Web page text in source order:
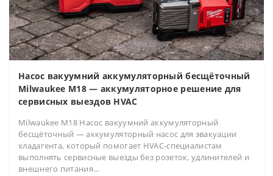
Насос вакуумний аккумуляторный бесщёточный
Milwaukee M18 — аккумуляторное решение для
сервисных выездов HVAC
Milwaukee M18 Насос вакуумний аккумуляторный
бесщёточный — аккумуляторный насос для эвакуации
хладагента, который помогает HVAC-специалистам
выполнять сервисные выезды без розеток, удлинителей и
внешнего питания...